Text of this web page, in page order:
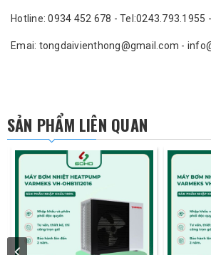
Hotline: 0934 452 678 - Tel:0243.793.1955
Emai: tongdaivienthong@gmail.com -
SẢN PHẨM LIÊN QUAN